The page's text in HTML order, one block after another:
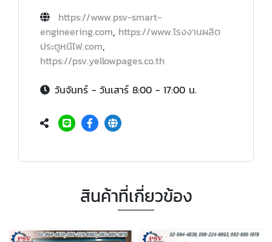
https://www.psv-smart-
engineering.com, https://www.โรงงานผลิต
ประตูหนีไฟ.com,
https://psv.yellowpages.co.th
วันจันทร์ - วันเสาร์ 8:00 - 17:00 น.
สินค้าที่เกี่ยวข้อง